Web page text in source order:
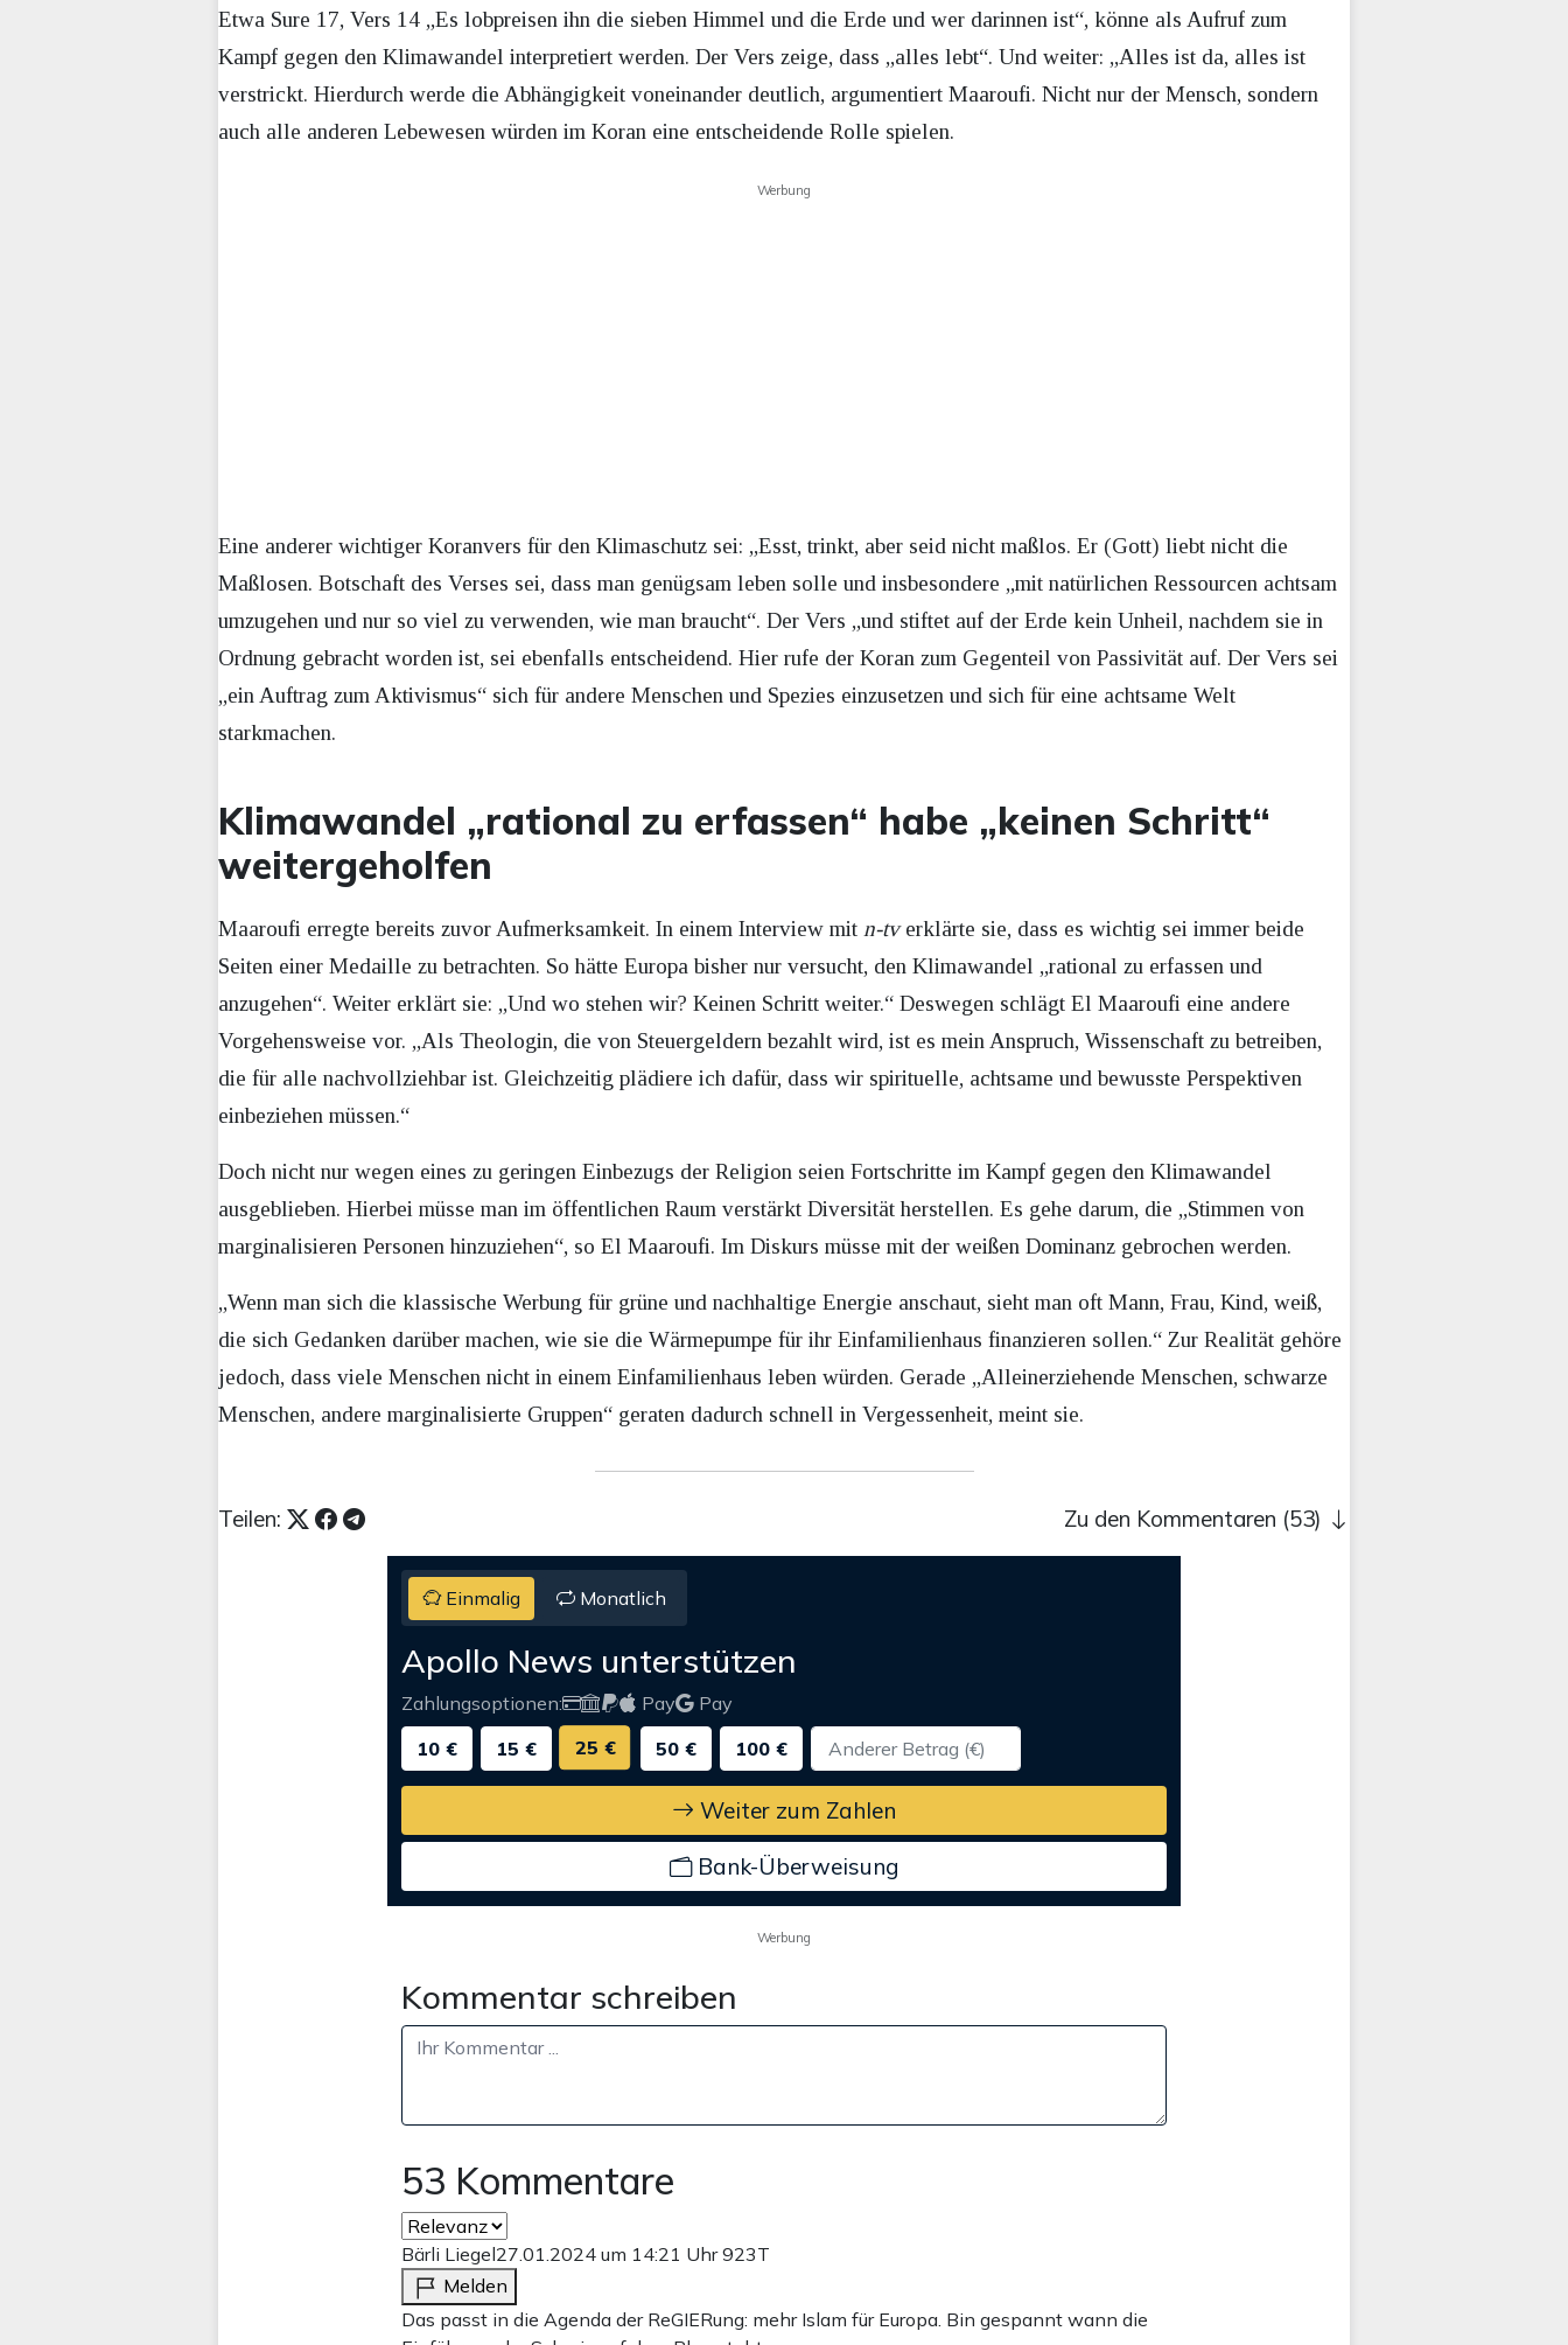
Etwa Sure 17, Vers 14 „Es lobpreisen ihn die sieben Himmel und die Erde und wer darinnen ist“, könne als Aufruf zum
Kampf gegen den Klimawandel interpretiert werden. Der Vers zeige, dass „alles lebt“. Und weiter: „Alles ist da, alles ist
verstrickt. Hierdurch werde die Abhängigkeit voneinander deutlich, argumentiert Maaroufi. Nicht nur der Mensch, sondern
auch alle anderen Lebewesen würden im Koran eine entscheidende Rolle spielen.
Werbung
Eine anderer wichtiger Koranvers für den Klimaschutz sei: „Esst, trinkt, aber seid nicht maßlos. Er (Gott) liebt nicht die
Maßlosen. Botschaft des Verses sei, dass man genügsam leben solle und insbesondere „mit natürlichen Ressourcen achtsam
umzugehen und nur so viel zu verwenden, wie man braucht“. Der Vers „und stiftet auf der Erde kein Unheil, nachdem sie in
Ordnung gebracht worden ist, sei ebenfalls entscheidend. Hier rufe der Koran zum Gegenteil von Passivität auf. Der Vers sei
„ein Auftrag zum Aktivismus“ sich für andere Menschen und Spezies einzusetzen und sich für eine achtsame Welt
starkmachen.
Klimawandel „rational zu erfassen“ habe „keinen Schritt“
weitergeholfen
Maaroufi erregte bereits zuvor Aufmerksamkeit. In einem Interview mit n-tverklärte sie, dass es wichtig sei immer beide
Seiten einer Medaille zu betrachten. So hätte Europa bisher nur versucht, den Klimawandel „rational zu erfassen und
anzugehen“. Weiter erklärt sie: „Und wo stehen wir? Keinen Schritt weiter.“ Deswegen schlägt El Maaroufi eine andere
Vorgehensweise vor. „Als Theologin, die von Steuergeldern bezahlt wird, ist es mein Anspruch, Wissenschaft zu betreiben,
die für alle nachvollziehbar ist. Gleichzeitig plädiere ich dafür, dass wir spirituelle, achtsame und bewusste Perspektiven
einbeziehen müssen.“
Doch nicht nur wegen eines zu geringen Einbezugs der Religion seien Fortschritte im Kampf gegen den Klimawandel
ausgeblieben. Hierbei müsse man im öffentlichen Raum verstärkt Diversität herstellen. Es gehe darum, die „Stimmen von
marginalisieren Personen hinzuziehen“, so El Maaroufi. Im Diskurs müsse mit der weißen Dominanz gebrochen werden.
„Wenn man sich die klassische Werbung für grüne und nachhaltige Energie anschaut, sieht man oft Mann, Frau, Kind, weiß,
die sich Gedanken darüber machen, wie sie die Wärmepumpe für ihr Einfamilienhaus finanzieren sollen.“ Zur Realität gehöre
jedoch, dass viele Menschen nicht in einem Einfamilienhaus leben würden. Gerade „Alleinerziehende Menschen, schwarze
Menschen, andere marginalisierte Gruppen“ geraten dadurch schnell in Vergessenheit, meint sie.
Teilen: Zu den Kommentaren (53)
Einmalig Monatlich
Apollo News unterstützen
Zahlungsoptionen: Pay
Pay
10 €
15 € 25 € 50 € 100 €
Weiter zum Zahlen
Bank-Überweisung
Werbung
Kommentar schreiben
53 Kommentare
Bärli Liegel27.01.2024 um 14:21 Uhr923T
Melden
Das passt in die Agenda der ReGIERung: mehr Islam für Europa. Bin gespannt wann die